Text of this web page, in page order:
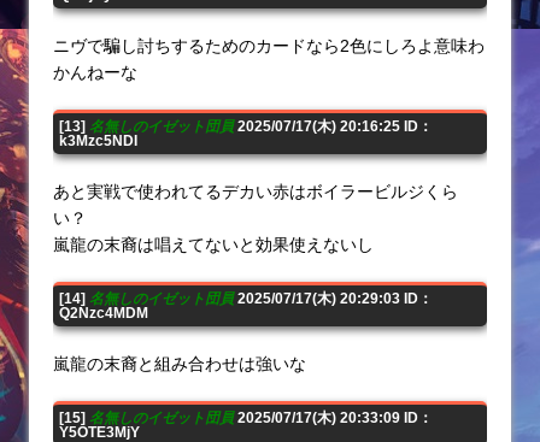
ニヴで騙し討ちするためのカードなら2色にしろよ意味わ
かんねーな
[13] 名無しのイゼット団員2025/07/17(木) 20:16:25 ID：
k3Mzc5NDI
あと実戦で使われてるデカい赤はボイラービルジくら
い？
嵐龍の末裔は唱えてないと効果使えないし
[14] 名無しのイゼット団員2025/07/17(木) 20:29:03 ID：
Q2Nzc4MDM
嵐龍の末裔と組み合わせは強いな
[15] 名無しのイゼット団員2025/07/17(木) 20:33:09 ID：
Y5OTE3MjY